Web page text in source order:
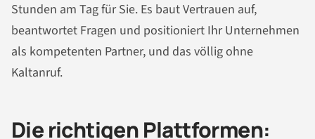
Stunden am Tag für Sie. Es baut Vertrauen auf,
beantwortet Fragen und positioniert Ihr Unternehmen
als kompetenten Partner, und das völlig ohne
Kaltanruf.
Die richtigen Plattformen: